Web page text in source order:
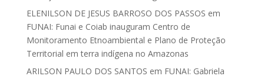
ELENILSON DE JESUS BARROSO DOS PASSOS em
FUNAI: Funai e Coiab inauguram Centro de
Monitoramento Etnoambiental e Plano de Proteção
Territorial em terra indígena no Amazonas
ARILSON PAULO DOS SANTOS em FUNAI: Gabriela